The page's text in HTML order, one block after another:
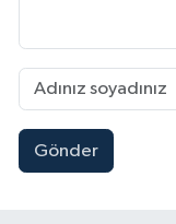
Gönder